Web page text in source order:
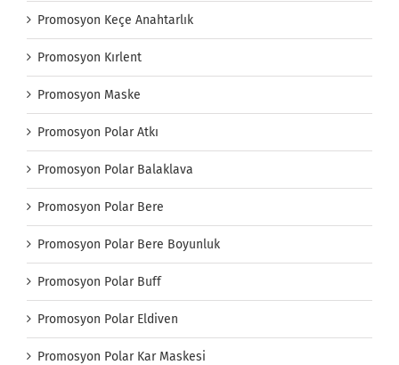
Promosyon Keçe Anahtarlık
Promosyon Kırlent
Promosyon Maske
Promosyon Polar Atkı
Promosyon Polar Balaklava
Promosyon Polar Bere
Promosyon Polar Bere Boyunluk
Promosyon Polar Buff
Promosyon Polar Eldiven
Promosyon Polar Kar Maskesi